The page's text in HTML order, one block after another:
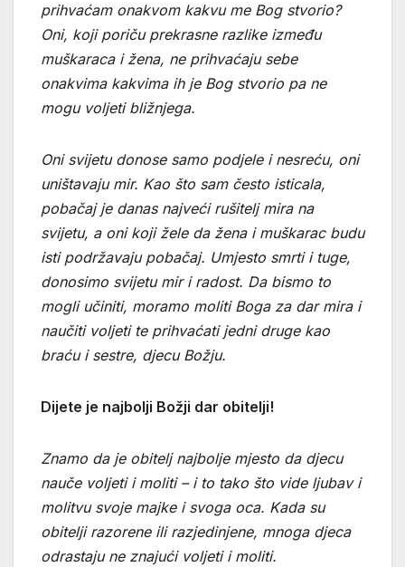
prihvaćam onakvom kakvu me Bog stvorio?
Oni, koji poriču prekrasne razlike između
muškaraca i žena, ne prihvaćaju sebe
onakvima kakvima ih je Bog stvorio pa ne
mogu voljeti bližnjega.
Oni svijetu donose samo podjele i nesreću, oni
uništavaju mir. Kao što sam često isticala,
pobačaj je danas najveći rušitelj mira na
svijetu, a oni koji žele da žena i muškarac budu
isti podržavaju pobačaj. Umjesto smrti i tuge,
donosimo svijetu mir i radost. Da bismo to
mogli učiniti, moramo moliti Boga za dar mira i
naučiti voljeti te prihvaćati jedni druge kao
braću i sestre, djecu Božju.
Dijete je najbolji Božji dar obitelji!
Znamo da je obitelj najbolje mjesto da djecu
nauče voljeti i moliti – i to tako što vide ljubav i
molitvu svoje majke i svoga oca. Kada su
obitelji razorene ili razjedinjene, mnoga djeca
odrastaju ne znajući voljeti i moliti.